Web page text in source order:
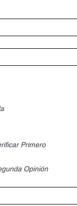
Primero
Opinión